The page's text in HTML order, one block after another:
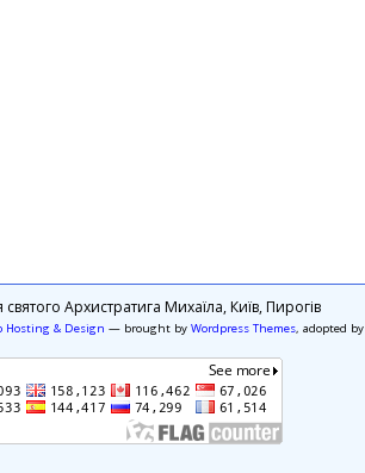
Архистратига Михаїла, Київ, Пирогів
Hosting & Design — brought by Wordpress Themes, adopted by